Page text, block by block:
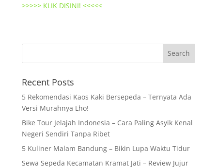
>>>>> KLIK DISINI! <<<<<
Recent Posts
5 Rekomendasi Kaos Kaki Bersepeda – Ternyata Ada
Versi Murahnya Lho!
Bike Tour Jelajah Indonesia – Cara Paling Asyik Kenal
Negeri Sendiri Tanpa Ribet
5 Kuliner Malam Bandung – Bikin Lupa Waktu Tidur
Sewa Sepeda Kecamatan Kramat Jati – Review Jujur